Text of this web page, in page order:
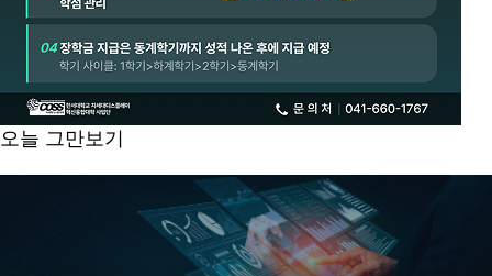
오늘 그만보기